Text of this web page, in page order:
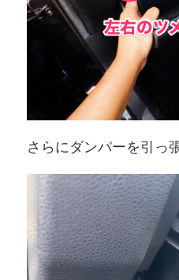
さらにダンパーを引っ